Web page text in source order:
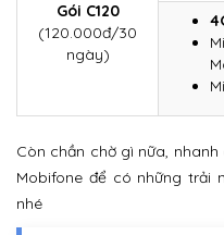
Gói C120
(120.000đ/30
ngày)
Còn chần chờ gì nữa,
Mobifone để có những trải
nhé